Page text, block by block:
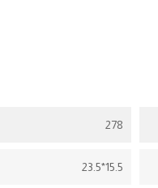
278
15.5*23.5